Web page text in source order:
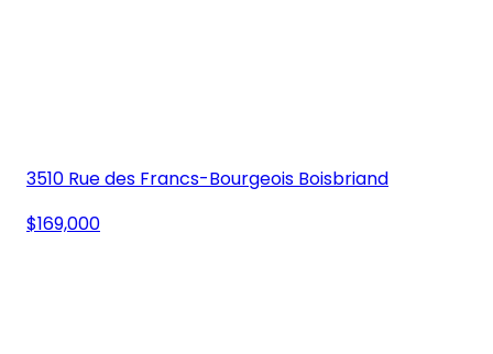
3510 Rue des Francs-Bourgeois Boisbriand
$169,000